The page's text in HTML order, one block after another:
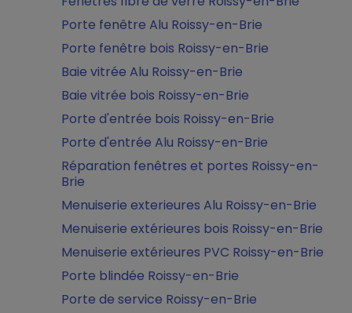
Porte fenêtre Alu Roissy-en-Brie
Porte fenêtre bois Roissy-en-Brie
Baie vitrée Alu Roissy-en-Brie
Baie vitrée bois Roissy-en-Brie
Porte d'entrée bois Roissy-en-Brie
Porte d'entrée Alu Roissy-en-Brie
Réparation fenêtres et portes Roissy-en-
Brie
Menuiserie exterieures Alu Roissy-en-Brie
Menuiserie extérieures bois Roissy-en-Brie
Menuiserie extérieures PVC Roissy-en-Brie
Porte blindée Roissy-en-Brie
Porte de service Roissy-en-Brie